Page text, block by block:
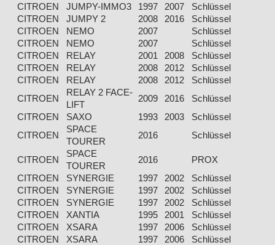
CITROEN
JUMPY-IMMO3 1997 2007 Schlüssel
CITROEN
JUMPY 2 2008 2016 Schlüssel
CITROEN
NEMO 2007 Schlüssel
CITROEN
NEMO 2007 Schlüssel
CITROEN
RELAY 2001 2008 Schlüssel
CITROEN
RELAY 2008 2012 Schlüssel
CITROEN
RELAY 2008 2012 Schlüssel
CITROEN
RELAY 2 FACE-
LIFT
2009 2016 Schlüssel
CITROEN
SAXO 1993 2003 Schlüssel
CITROEN
SPACE
TOURER
2016 Schlüssel
CITROEN
SPACE
TOURER
2016 PROX
CITROEN
SYNERGIE 1997 2002 Schlüssel
CITROEN
SYNERGIE 1997 2002 Schlüssel
CITROEN
SYNERGIE 1997 2002 Schlüssel
CITROEN
XANTIA 1995 2001 Schlüssel
CITROEN
XSARA 1997 2006 Schlüssel
CITROEN
XSARA 1997 2006 Schlüssel